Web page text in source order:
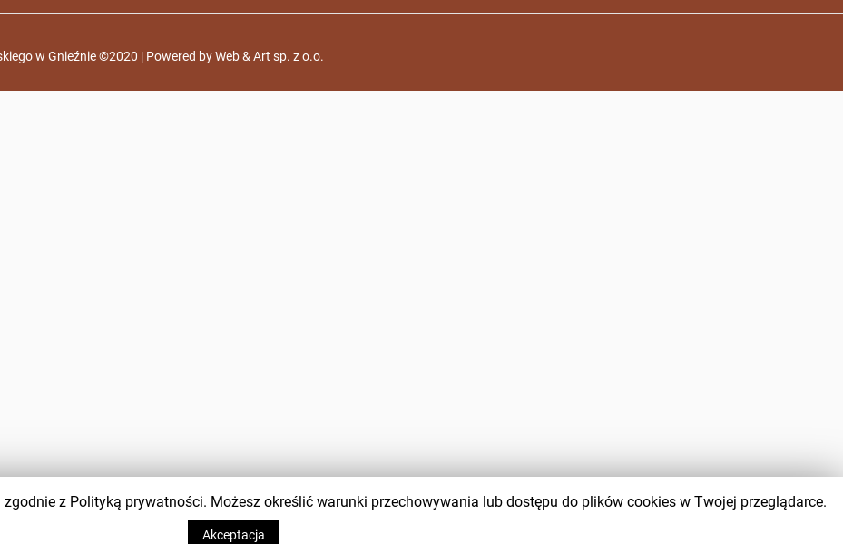
w Gnieźnie ©2020 | Powered byWeb & Art sp. z o.o.
z Polityką prywatności. Możesz określić warunki przechowywania lub dostępu do plików cookies w Twojej przeglądarce.
Akceptacja